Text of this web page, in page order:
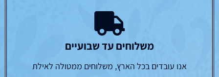
משלוחים עד שבועיים
אנו עובדים בכל הארץ, משלוחים ממטולה לאילת